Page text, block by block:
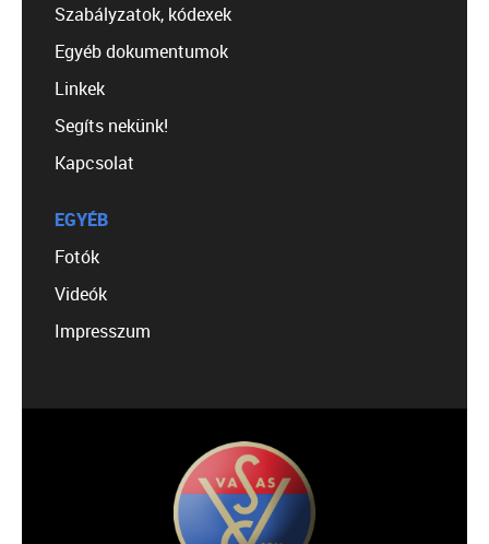
Szabályzatok, kódexek
Egyéb dokumentumok
Linkek
Segíts nekünk!
Kapcsolat
EGYÉB
Fotók
Videók
Impresszum